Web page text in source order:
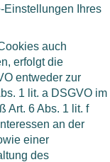
Einstellungen Ihres
auch
erfolgt die
entweder zur
1 lit. a DSGVO im
Art. 6 Abs. 1 lit. f
an der
einer
des